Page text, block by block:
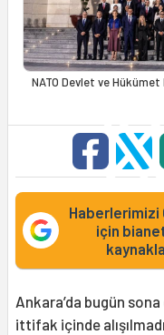
NATO Devlet ve
Haberlerimizi
için
Ankara’da bugün
ittifak içinde